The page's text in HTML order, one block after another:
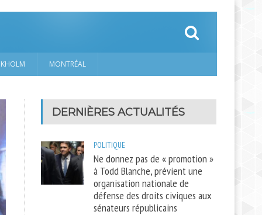
MONTRÉAL
DERNIÈRES ACTUALITÉS
POLITIQUE
Ne donnez pas de « promotion »
à Todd Blanche, prévient une
organisation nationale de
défense des droits civiques aux
sénateurs républicains